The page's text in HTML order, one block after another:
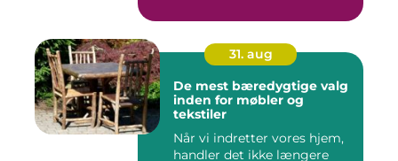
31. aug
De mest bæredygtige valg
inden for møbler og
tekstiler
Når vi indretter vores hjem,
handler det ikke længere